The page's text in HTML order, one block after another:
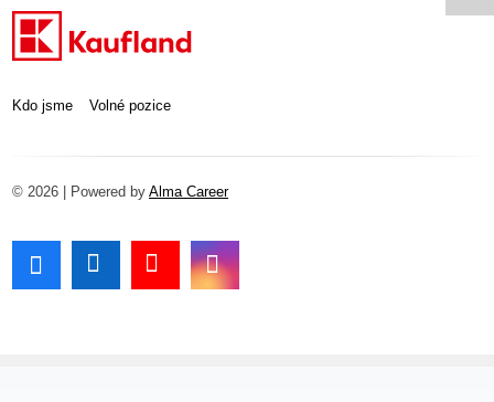
Kdo jsme Volné pozice
© 2026 | Powered by Alma Career